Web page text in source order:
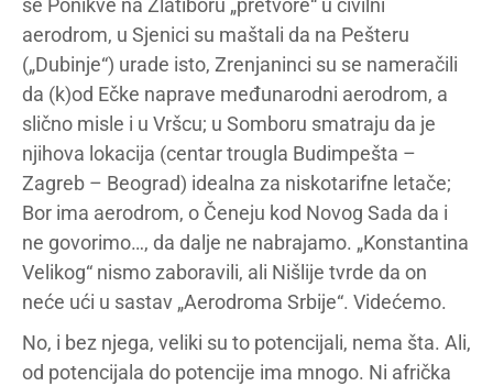
se Ponikve na Zlatiboru „pretvore“ u civilni
aerodrom, u Sjenici su maštali da na Pešteru
(„Dubinje“) urade isto, Zrenjaninci su se nameračili
da (k)od Ečke naprave međunarodni aerodrom, a
slično misle i u Vršcu; u Somboru smatraju da je
njihova lokacija (centar trougla Budimpešta –
Zagreb – Beograd) idealna za niskotarifne letače;
Bor ima aerodrom, o Čeneju kod Novog Sada da i
ne govorimo…, da dalje ne nabrajamo. „Konstantina
Velikog“ nismo zaboravili, ali Nišlije tvrde da on
neće ući u sastav „Aerodroma Srbije“. Videćemo.
No, i bez njega, veliki su to potencijali, nema šta. Ali,
od potencijala do potencije ima mnogo. Ni afrička